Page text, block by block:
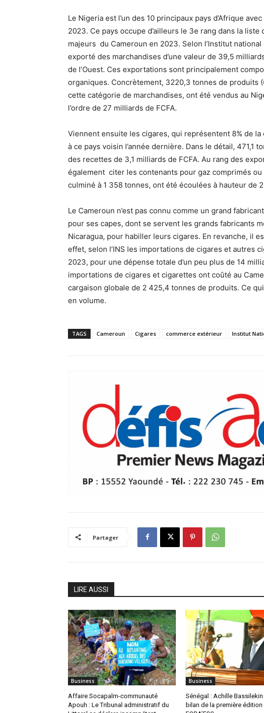
Le Nigeria est l’un des 10 principaux pays d’Afrique
2023. Ce pays occupe d’ailleurs le 3e rang dans la
majeurs du Cameroun en 2023. Selon l’Institut
exporté des marchandises d’une valeur de 39,5
de l’Ouest. Ces exportations sont principalement
organiques. Concrètement, 3220,3 tonnes de produits
cette catégorie de marchandises, ont été vendus au
l’ordre de 27 milliards de FCFA.
Viennent ensuite les cigares, qui représentent 8% de
à ce pays voisin l’année dernière. Dans le détail, 471,1
des recettes de 3,1 milliards de FCFA. Au rang des
également citer les contenants pour gaz comprimés
culminé à 1 358 tonnes, ont été écoulées à hauteur de
Le Cameroun n’est pas connu comme un grand
pour ses capes, dont se servent les grands fabricants
Nicaragua, pour habiller leurs cigares. En revanche, il
effet, selon l’INS les importations de cigares et autres
2023, pour une dépense totale d’un peu plus de 14
importations de cigares et cigarettes ont coûté au
cargaison globale de 2 425,4 tonnes de produits. Ce
en volume.
TAGS Cameroun Cigares commerce extérieur Institut
Partager
LIRE AUSSI
Business
Affaire Socapalm-communauté
Apouh : Le Tribunal administratif du
Business
Sénégal : Achille Bassilekin
bilan de la première édition